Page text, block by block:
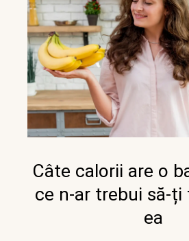
Câte calorii are o
ce n-ar trebui să-ți
ea